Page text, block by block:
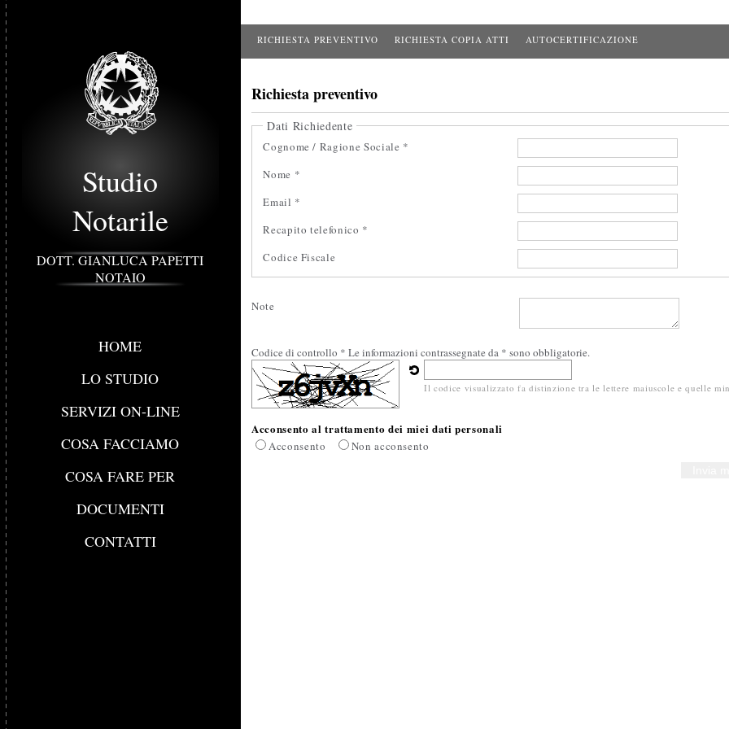
RICHIESTA PREVENTIVO RICHIESTA COPIA ATTI AUTOCERTIFICAZIONE
Studio
Notarile
DOTT. GIANLUCA PAPETTI
NOTAIO
HOME
LO STUDIO
SERVIZI ON-LINE
COSA FACCIAMO
COSA FARE PER
DOCUMENTI
CONTATTI
Richiesta preventivo
Dati Richiedente
Cognome / Ragione Sociale *
Nome *
Email *
Recapito telefonico *
Codice Fiscale
Note
Codice di controllo *
Il codice visualizzato fa distinzione tra le lettere maiuscole e quelle
Le informazioni contrassegnate da * sono obbligatorie.
Acconsento al trattamento dei miei dati personali
Acconsento Non acconsento